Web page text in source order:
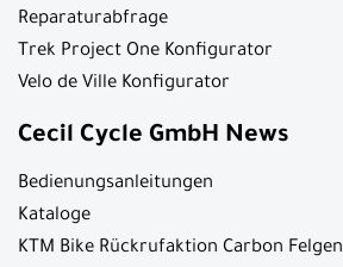
Reparaturabfrage
Trek Project One Konfigurator
Velo de Ville Konfigurator
Cecil Cycle GmbH News
Bedienungsanleitungen
Kataloge
KTM Bike Rückrufaktion Carbon Felgen